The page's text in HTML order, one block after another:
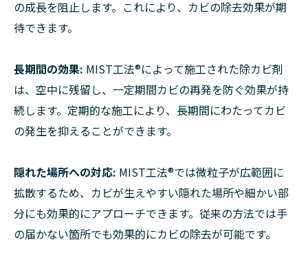
の成長を阻止します。これにより、カビの除去効果が期
待できます。
長期間の効果: MIST工法®︎によって施工された除カビ剤
は、空中に残留し、一定期間カビの再発を防ぐ効果が持
続します。定期的な施工により、長期間にわたってカビ
の発生を抑えることができます。
隠れた場所への対応: MIST工法®︎では微粒子が広範囲に
拡散するため、カビが生えやすい隠れた場所や細かい部
分にも効果的にアプローチできます。従来の方法では手
の届かない箇所でも効果的にカビの除去が可能です。